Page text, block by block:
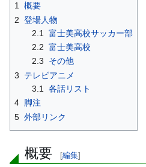
シ
ョ
動
動
1
概要
2 登場人物
2.1
富士美高校サッカー部
2.2 富士美高校
2.3
その他
3
テレビアニメ
3.1
各話リスト
4 脚注
5 外部リンク
概要 [編集]